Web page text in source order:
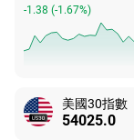
-1.38 (-1.67%)
美國30指數
54025.0